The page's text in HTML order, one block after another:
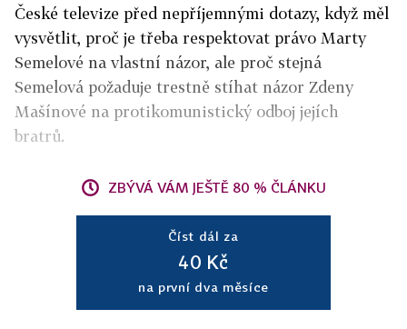
České televize před nepříjemnými dotazy, když měl
vysvětlit, proč je třeba respektovat právo Marty
Semelové na vlastní názor, ale proč stejná
Semelová požaduje trestně stíhat názor Zdeny
Mašínové na protikomunistický odboj jejích
bratrů.
ZBÝVÁ VÁM JEŠTĚ 80 % ČLÁNKU
Číst dál za
40 Kč
na první dva měsíce